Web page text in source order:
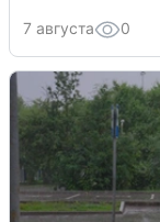
7 августа 0